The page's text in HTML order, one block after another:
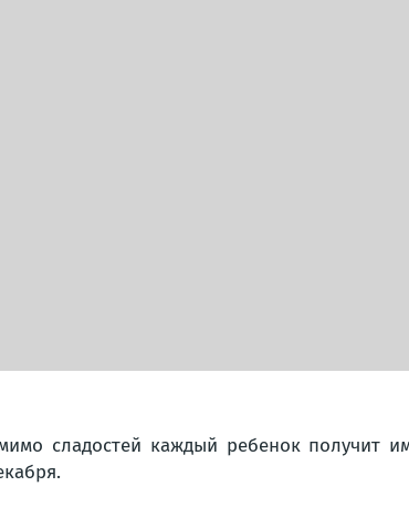
сладостей каждый ребенок получит